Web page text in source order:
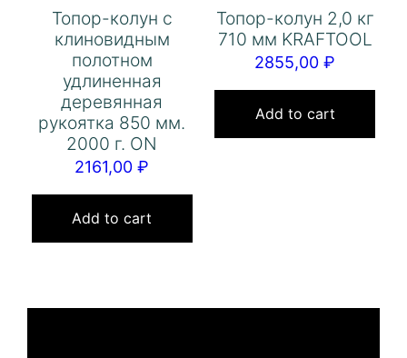
Топор-колун с
клиновидным
полотном
удлиненная
деревянная
рукоятка 850 мм.
2000 г. ON
2161,00₽
Add to cart
Топор-колун 2,0 кг
710 мм KRAFTOOL
2855,00₽
Add to cart